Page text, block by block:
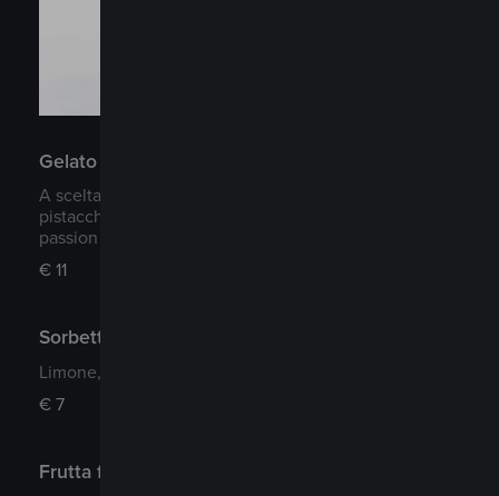
Gelato di Mochi (3 pz)
A scelta tra Thé verde, Vaniglia, Mango, Cocco,
pistacchio, caramello salato, cioccolato (no lattosio),
passion fruit (no lattosio)
€ 11
Sorbetto
Limone, mandarino, passion fruit, mango
€ 7
Frutta fresca mista di stagione